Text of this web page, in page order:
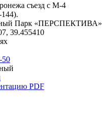
съезд с М-4
Парк «ПЕРСПЕКТИВА»
39.455410
50
PDF